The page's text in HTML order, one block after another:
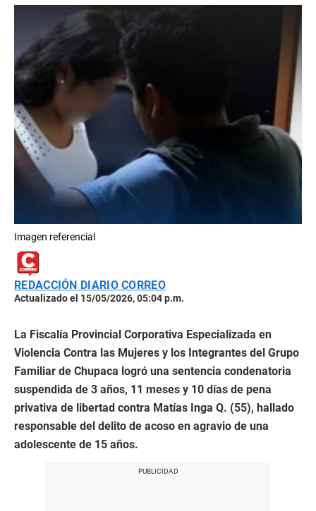
Imagen referencial
REDACCIÓN DIARIO CORREO
Actualizado el 15/05/2026, 05:04 p.m.
La Fiscalía Provincial Corporativa Especializada en
Violencia Contra las Mujeres y los Integrantes del Grupo
Familiar de Chupaca logró una sentencia condenatoria
suspendida de 3 años, 11 meses y 10 días de pena
privativa de libertad contra Matías Inga Q. (55), hallado
responsable del delito de acoso en agravio de una
adolescente de 15 años.